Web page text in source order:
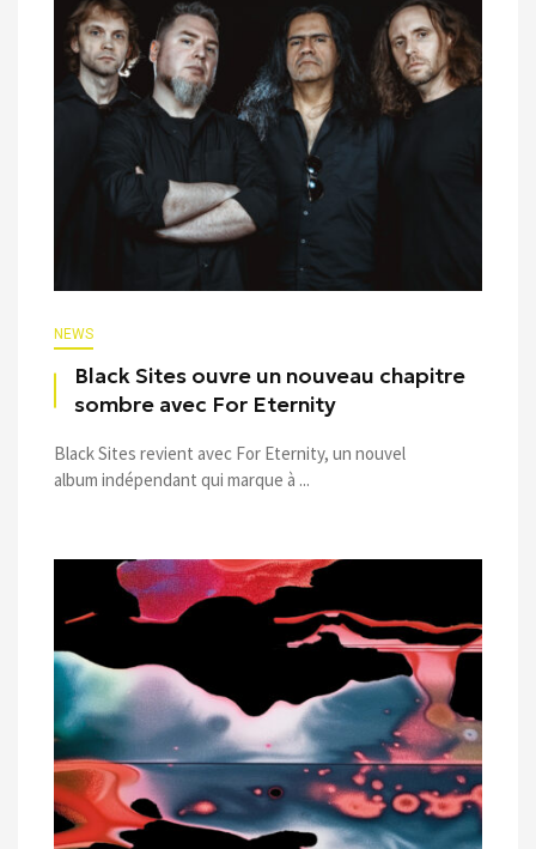
NEWS
Black Sites ouvre un nouveau chapitre
sombre avec For Eternity
Black Sites revient avec For Eternity, un nouvel
album indépendant qui marque à ...